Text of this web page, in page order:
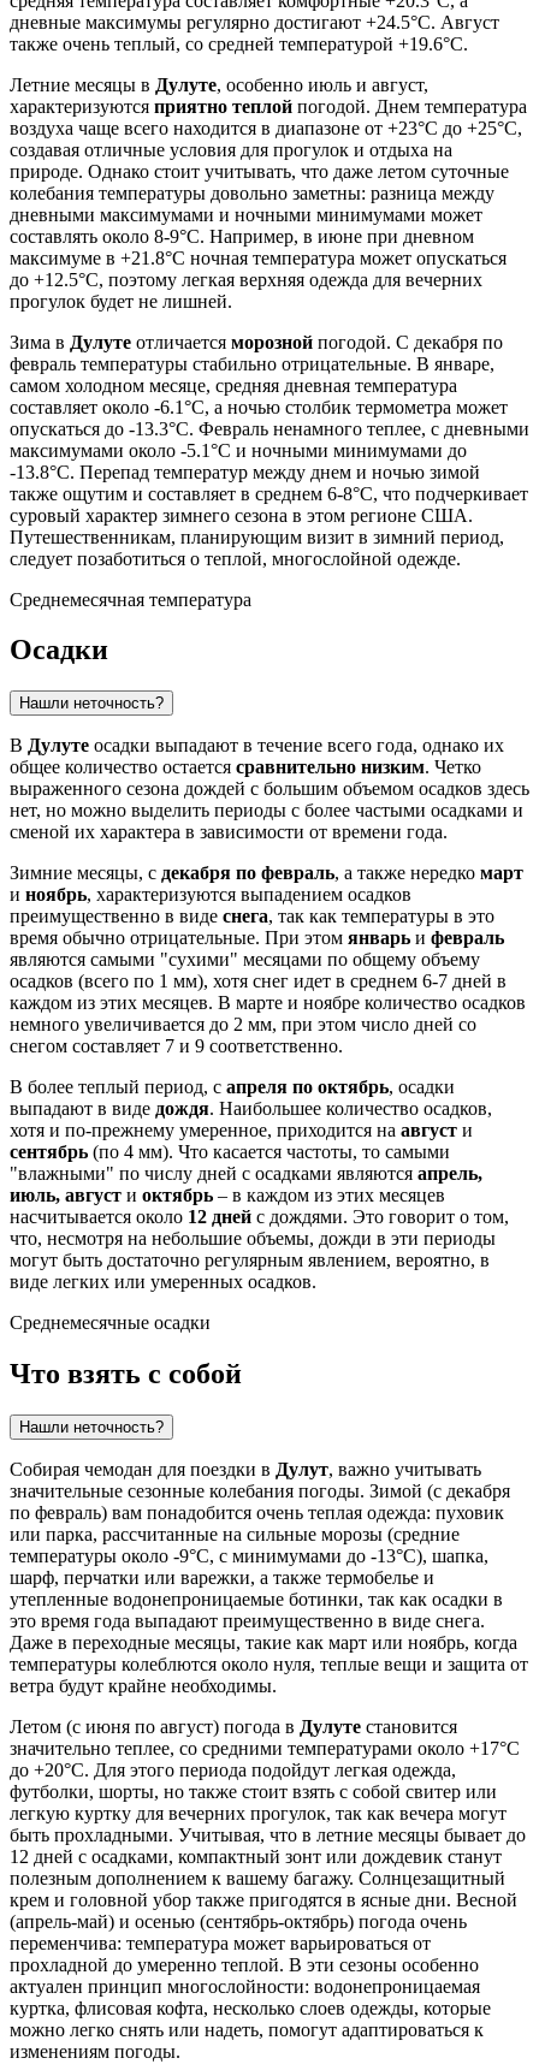
дневные максимумы регулярно достигают +24.5°C. Август
также очень теплый, со средней температурой +19.6°C.
Летние месяцы в Дулуте, особенно июль и август,
характеризуются приятно теплой погодой. Днем температура
воздуха чаще всего находится в диапазоне от +23°C до +25°C,
создавая отличные условия для прогулок и отдыха на
природе. Однако стоит учитывать, что даже летом суточные
колебания температуры довольно заметны: разница между
дневными максимумами и ночными минимумами может
составлять около 8-9°C. Например, в июне при дневном
максимуме в +21.8°C ночная температура может опускаться
до +12.5°C, поэтому легкая верхняя одежда для вечерних
прогулок будет не лишней.
Зима в Дулуте отличается морозной погодой. С декабря по
февраль температуры стабильно отрицательные. В январе,
самом холодном месяце, средняя дневная температура
составляет около -6.1°C, а ночью столбик термометра может
опускаться до -13.3°C. Февраль ненамного теплее, с дневными
максимумами около -5.1°C и ночными минимумами до
-13.8°C. Перепад температур между днем и ночью зимой
также ощутим и составляет в среднем 6-8°C, что подчеркивает
суровый характер зимнего сезона в этом регионе США.
Путешественникам, планирующим визит в зимний период,
следует позаботиться о теплой, многослойной одежде.
Среднемесячная температура
Осадки
Нашли неточность?
В Дулуте осадки выпадают в течение всего года, однако их
общее количество остается сравнительно низким. Четко
выраженного сезона дождей с большим объемом осадков здесь
нет, но можно выделить периоды с более частыми осадками и
сменой их характера в зависимости от времени года.
Зимние месяцы, с декабря по февраль, а также нередко март
и ноябрь, характеризуются выпадением осадков
преимущественно в виде снега, так как температуры в это
время обычно отрицательные. При этом январь и февраль
являются самыми "сухими" месяцами по общему объему
осадков (всего по 1 мм), хотя снег идет в среднем 6-7 дней в
каждом из этих месяцев. В марте и ноябре количество осадков
немного увеличивается до 2 мм, при этом число дней со
снегом составляет 7 и 9 соответственно.
В более теплый период, с апреля по октябрь, осадки
выпадают в виде дождя. Наибольшее количество осадков,
хотя и по-прежнему умеренное, приходится на август и
сентябрь (по 4 мм). Что касается частоты, то самыми
"влажными" по числу дней с осадками являются апрель,
июль, август и октябрь – в каждом из этих месяцев
насчитывается около 12 дней с дождями. Это говорит о том,
что, несмотря на небольшие объемы, дожди в эти периоды
могут быть достаточно регулярным явлением, вероятно, в
виде легких или умеренных осадков.
Среднемесячные осадки
Что взять с собой
Нашли неточность?
Собирая чемодан для поездки в Дулут, важно учитывать
значительные сезонные колебания погоды. Зимой (с декабря
по февраль) вам понадобится очень теплая одежда: пуховик
или парка, рассчитанные на сильные морозы (средние
температуры около -9°C, с минимумами до -13°C), шапка,
шарф, перчатки или варежки, а также термобелье и
утепленные водонепроницаемые ботинки, так как осадки в
это время года выпадают преимущественно в виде снега.
Даже в переходные месяцы, такие как март или ноябрь, когда
температуры колеблются около нуля, теплые вещи и защита от
ветра будут крайне необходимы.
Летом (с июня по август) погода в Дулуте становится
значительно теплее, со средними температурами около +17°C
до +20°C. Для этого периода подойдут легкая одежда,
футболки, шорты, но также стоит взять с собой свитер или
легкую куртку для вечерних прогулок, так как вечера могут
быть прохладными. Учитывая, что в летние месяцы бывает до
12 дней с осадками, компактный зонт или дождевик станут
полезным дополнением к вашему багажу. Солнцезащитный
крем и головной убор также пригодятся в ясные дни. Весной
(апрель-май) и осенью (сентябрь-октябрь) погода очень
переменчива: температура может варьироваться от
прохладной до умеренно теплой. В эти сезоны особенно
актуален принцип многослойности: водонепроницаемая
куртка, флисовая кофта, несколько слоев одежды, которые
можно легко снять или надеть, помогут адаптироваться к
изменениям погоды.